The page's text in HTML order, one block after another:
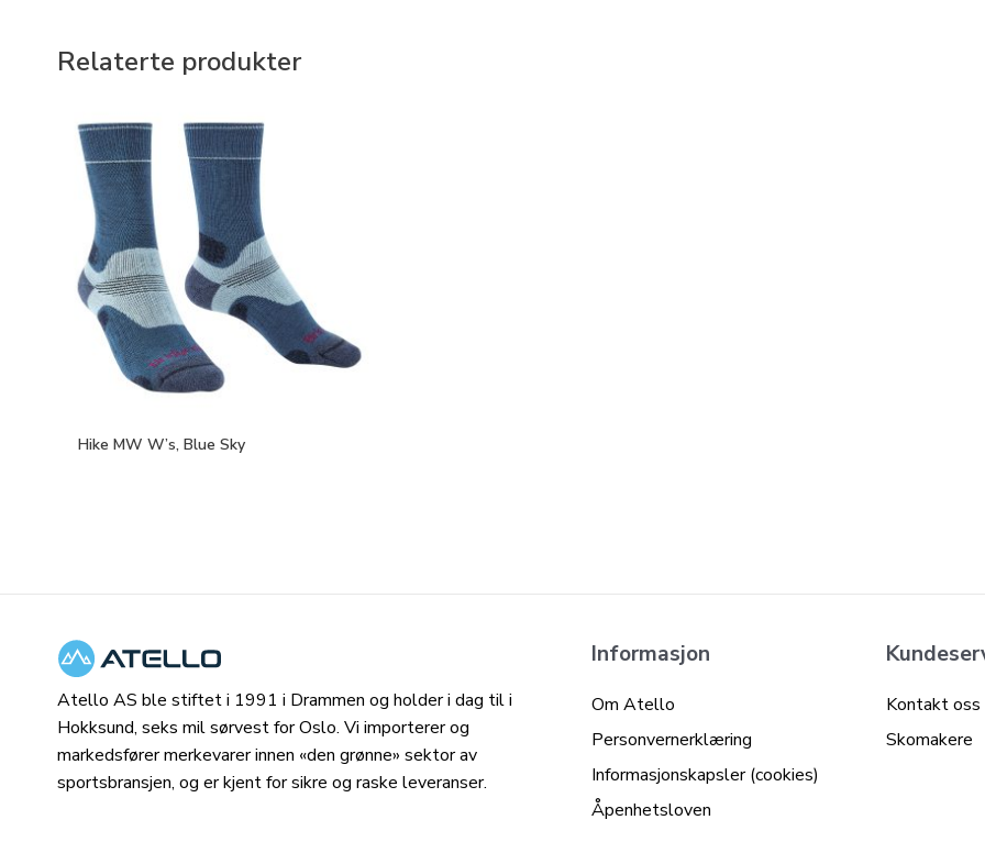
Relaterte produkter
Hike MW W’s, Blue Sky
Atello AS ble stiftet i 1991 i Drammen og holder i dag til i
Hokksund, seks mil sørvest for Oslo. Vi importerer og
markedsfører merkevarer innen «den grønne» sektor av
sportsbransjen, og er kjent for sikre og raske leveranser.
Informasjon
Om Atello
Personvernerklæring
Informasjonskapsler (cookies)
Åpenhetsloven
Kontakt oss
Skomakere